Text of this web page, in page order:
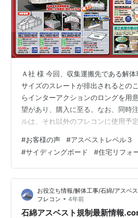
Ａ社 様 今回、収集運搬先である解
サイズのスレートが排出されるとの
らインターアクションのロングを用
望があり、購入に至る。なお、同時
ルは、それ以外のフレコンに使用予
今回の注文は、あくまで具体的な案
なく、今後のアスベスト回収案件に
と。⇒あわせて、行政許可申請を行
注したとのニュアンスあり。 Ｃ社
文の続きで、最終処分するのに、結
要だったとのことで、追加でＰＥシ
#お客様の声 #アスベストレベル３
#サイディングボード #住宅リフォ
お役立ち情報/解体工事/石綿/アスベ
フレコン • 4年前
石綿アスベスト規制最新情報